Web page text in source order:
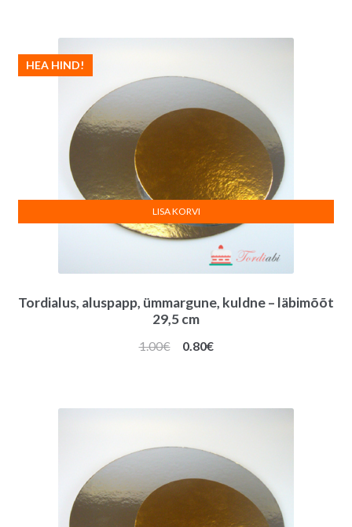
Tordialus, aluspapp, ümmargune, kuldne – läbimõõt
29,5 cm
HEA HIND!
1.00€
Algne
0.80€Praegune
LISA KORVI